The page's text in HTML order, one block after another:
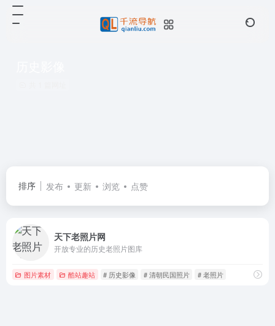
排序 发布 更新 浏览 点赞
天下老照片网
开放专业的历史老照片图库
图片素材 酷站趣站 # 历史影像 # 清朝民国照片 # 老照片